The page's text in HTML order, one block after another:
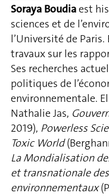
Soraya Boudiaest
sciences et de
l’Université de
travaux sur les
Ses recherches
politiques de
environnementale.
Nathalie Jas,
2019), Powerless
Toxic World
La Mondialisation
et transnationale
environnementaux